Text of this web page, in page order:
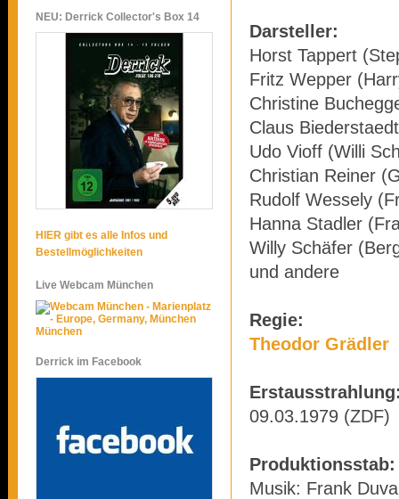
NEU: Derrick Collector's Box 14
HIER gibt es alle Infos und
Bestellmöglichkeiten
Live Webcam München
München
Derrick im Facebook
Darsteller:
Horst Tappert
Fritz Wepper
Christine
Claus
Udo Vioff (Willi
Christian Reiner
Rudolf Wessely
Hanna Stadler
Willy Schäfer
und andere
Regie:
Theodor Grädler
09.03.1979 (ZDF)
Produktionsstab:
Musik: Frank